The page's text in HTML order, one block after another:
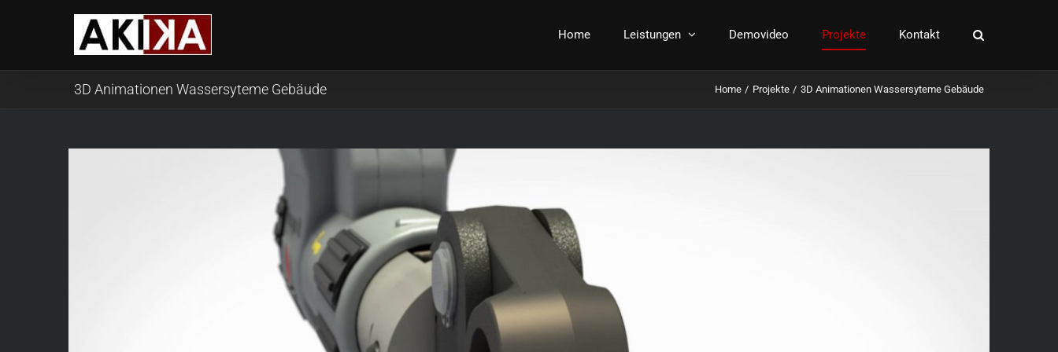
content
Home Leistungen Demovideo Projekte Kontakt
3D Animationen Wassersyteme Gebäude Home Projekte 3D Animationen Wassersyteme Gebäude